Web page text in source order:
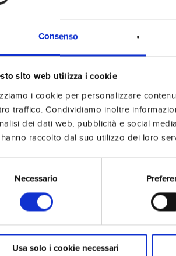
Consenso
sito web utilizza i cookie
i cookie per personalizzare
traffico. Condividiamo inoltre
dei dati web, pubblicità e social
raccolto dal suo utilizzo dei loro
Necessario
Usa solo i cookie necessari
del proprio Comune.